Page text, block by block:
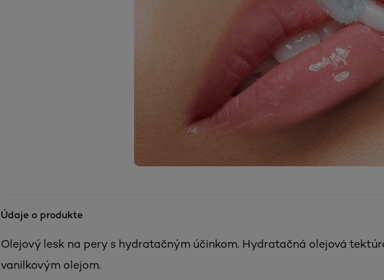
Údaje o produkte
Olejový lesk na pery s hydratačným účinkom. Hydratačná olejová
vanilkovým olejom.